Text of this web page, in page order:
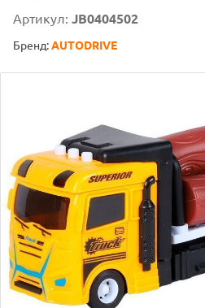
Артикул: JB0404502
Бренд:AUTODRIVE